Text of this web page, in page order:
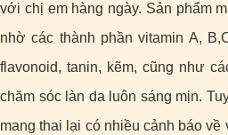
với chị em hàng ngày. Sản phẩm
nhờ các thành phần vitamin A,
flavonoid, tanin, kẽm, cũng như
chăm sóc làn da luôn sáng mịn.
mang thai lại có nhiều cảnh báo